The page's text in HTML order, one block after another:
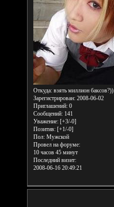
Откуда:взять миллион баксов?))
Зарегистрирован: 2008-06-02
Приглашений:0
Сообщений:141
Уважение: [+3/-0]
Позитив: [+1/-0]
Пол:Мужской
Провел на форуме:
10 часов 45 минут
Последний визит:
2008-06-16 20:49:21